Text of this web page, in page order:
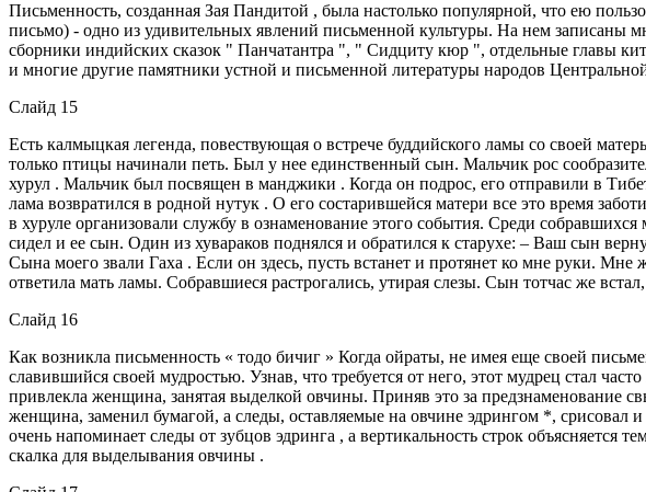
Письменность, созданная Зая Пандитой , была настолько популярной, что ею
письмо) - одно из удивительных явлений письменной культуры. На нем
сборники индийских сказок " Панчатантра ", " Сидциту кюр ", отдельные главы
и многие другие памятники устной и письменной литературы народов
Слайд 15
Есть калмыцкая легенда, повествующая о встрече буддийского ламы со своей
только птицы начинали петь. Был у нее единственный сын. Мальчик рос
хурул . Мальчик был посвящен в манджики . Когда он подрос, его отправили в
лама возвратился в родной нутук . О его состарившейся матери все это время
в хуруле организовали службу в ознаменование этого события. Среди
сидел и ее сын. Один из хувараков поднялся и обратился к старухе: – Ваш сын
Сына моего звали Гаха . Если он здесь, пусть встанет и протянет ко мне руки.
ответила мать ламы. Собравшиеся растрогались, утирая слезы. Сын тотчас же
Слайд 16
Как возникла письменность « тодо бичиг » Когда ойраты, не имея еще своей
славившийся своей мудростью. Узнав, что требуется от него, этот мудрец стал
привлекла женщина, занятая выделкой овчины. Приняв это за предзнаменование
женщи­на, заменил бумагой, а следы, оставляемые на овчине эдрингом *, срисовал
очень напоминает следы от зубцов эдринга , а вертикальность строк
скалка для выделывания овчины .